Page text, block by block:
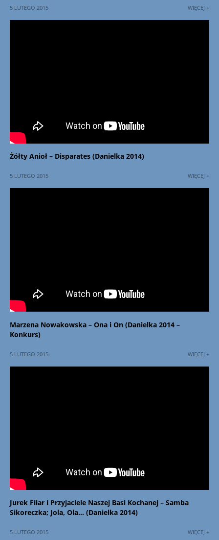
5 LUTEGO 2015 WIĘCEJ +
Żółty Anioł – Disparates (Danielka 2014)
5 LUTEGO 2015 WIĘCEJ +
Marzena Nowakowska – Ona i On (Danielka 2014 –
Konkurs)
5 LUTEGO 2015 WIĘCEJ +
Jurek Filar i Przyjaciele Naszej Basi Kochanej – Samba
Sikoreczka; Jola, Ola… (Danielka 2014)
5 LUTEGO 2015 WIĘCEJ +